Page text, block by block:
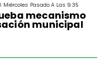
Miércoles Pasado A Las 9:35
mecanismo
municipal